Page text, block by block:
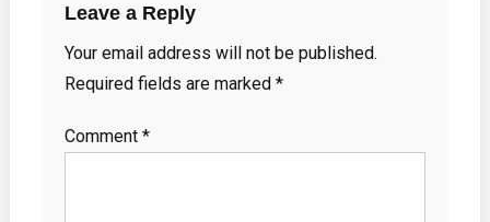
Leave a Reply
Your email address will not be published.
Required fields are marked *
Comment *